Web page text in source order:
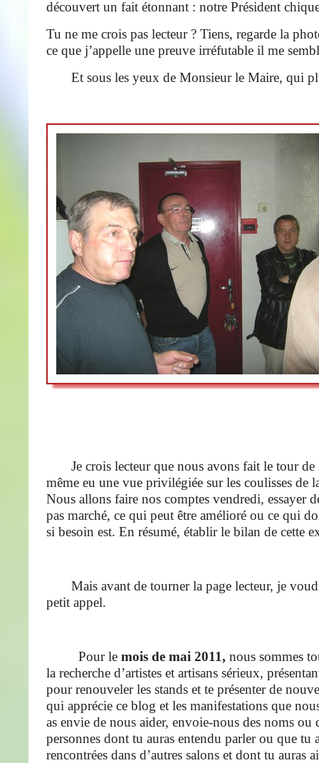
découvert un fait étonnant : notre Président
Tu ne me crois pas lecteur ? Tiens, regarde la
ce que j’appelle une preuve irréfutable il me
Et sous les yeux de Monsieur le Maire, qui
Je crois lecteur que nous avons fait le tour de
même eu une vue privilégiée sur les coulisses de
Nous allons faire nos comptes vendredi, essayer
pas marché, ce qui peut être amélioré ou ce qui
si besoin est. En résumé, établir le bilan de cette
Mais avant de tourner la page lecteur, je
petit appel.
Pour le mois de mai 2011, nous sommes
la recherche d’artistes et artisans sérieux,
pour renouveler les stands et te présenter de
qui apprécie ce blog et les manifestations que
as envie de nous aider, envoie-nous des noms ou
personnes dont tu auras entendu parler ou que tu
rencontrées dans d’autres salons et dont tu auras